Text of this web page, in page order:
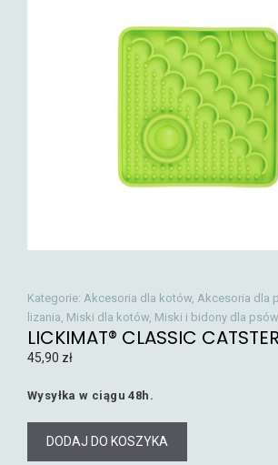
LICKIMAT® CLASSIC
45,90 zł
Wysyłka w ciągu 48h.
DODAJ DO KOSZYKA
Kategorie: Akcesoria dla kotów, Akcesoria dla
lizania, Miski dla kotów, Miski i bidony dla psów